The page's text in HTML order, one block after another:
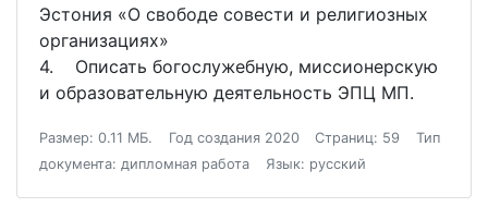
Эстония «О свободе совести и религиозных
организациях»
4. Описать богослужебную, миссионерскую
и образовательную деятельность ЭПЦ МП.
Размер: 0.11 МБ. Год создания 2020 Страниц: 59
Тип
документа: дипломная работа
Язык: русский